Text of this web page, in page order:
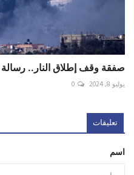
صفقة وقف إطلاق النار..
يوليو 8, 2024 0
تعليقات
اسم